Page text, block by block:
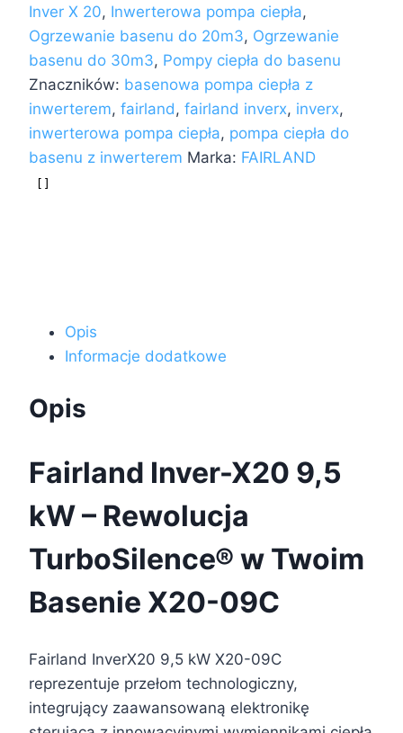
9,5
kw
Pompa
ciepła
do
basenu
18-
35
Inver X 20, Inwerterowa pompa ciepła,
Ogrzewanie basenu do 20m3, Ogrzewanie
basenu do 30m3, Pompy ciepła do basenu
Znaczników: basenowa pompa ciepła z
inwerterem, fairland , fairland inverx, inverx,
inwerterowa pompa ciepła, pompa ciepła do
basenu z inwerterem Marka: FAIRLAND
Opis
Informacje dodatkowe
Opis
Fairland Inver-X20 9,5
kW – Rewolucja
TurboSilence® w Twoim
Basenie X20-09C
Fairland InverX20 9,5 kW X20-09C
reprezentuje przełom technologiczny,
integrujący zaawansowaną elektronikę